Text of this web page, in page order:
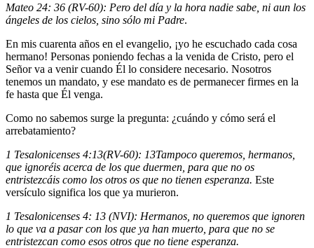
Mateo 24: 36 (RV-60): Pero del día y la hora nadie sabe, ni aun los
ángeles de los cielos, sino sólo mi Padre.
En mis cuarenta años en el evangelio, ¡yo he escuchado cada cosa
hermano! Personas poniendo fechas a la venida de Cristo, pero el
Señor va a venir cuando Él lo considere necesario. Nosotros
tenemos un mandato, y ese mandato es de permanecer firmes en la
fe hasta que Él venga.
Como no sabemos surge la pregunta: ¿cuándo y cómo será el
arrebatamiento?
1 Tesalonicenses 4:13(RV-60): 13Tampoco queremos, hermanos,
que ignoréis acerca de los que duermen, para que no os
entristezcáis como los otros os que no tienen esperanza. Este
versículo significa los que ya murieron.
1 Tesalonicenses 4: 13 (NVI): Hermanos, no queremos que ignoren
lo que va a pasar con los que ya han muerto, para que no se
entristezcan como esos otros que no tiene esperanza.